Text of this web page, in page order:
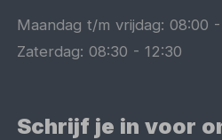
Maandag t/m vrijdag:08:00
Zaterdag:08:30 -12:30
Schrijf je in voor